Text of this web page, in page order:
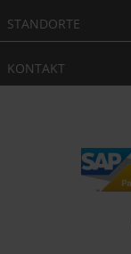
STANDORTE
KONTAKT